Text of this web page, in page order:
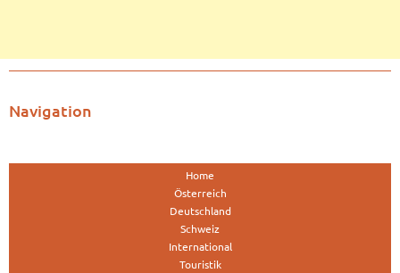
Navigation
Home
Österreich
Deutschland
Schweiz
International
Touristik